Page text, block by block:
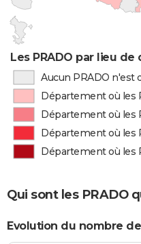
Les PRADO par lieu de
Aucun PRADO n'est
Département où les
Département où les
Département où les
Département où les
Qui sont les PRADO
Evolution du nombre